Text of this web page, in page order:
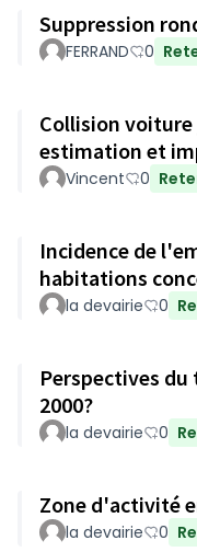
Suppression
FERRAND 0
Collision voiture
estimation et
Vincent 0
Incidence de
habitations
la devairie 0
Perspectives du
2000?
la devairie 0
Zone d'activité
la devairie 0